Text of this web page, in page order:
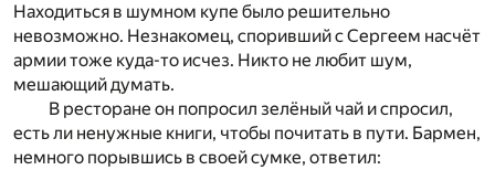
Находиться в шумном купе было решительно
невозможно. Незнакомец, споривший с Сергеем насчёт
армии тоже куда-то исчез. Никто не любит шум,
мешающий думать.
В ресторане он попросил зелёный чай и спросил,
есть ли ненужные книги, чтобы почитать в пути. Бармен,
немного порывшись в своей сумке, ответил: